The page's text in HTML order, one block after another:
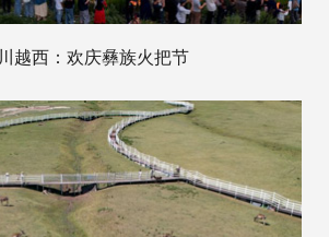
越西：欢庆彝族火把节